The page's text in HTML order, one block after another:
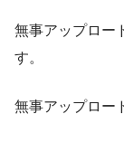
無事アップロー
す。
無事アップロー